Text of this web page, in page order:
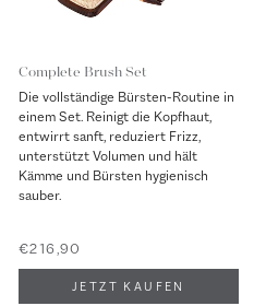
Complete Brush Set
Die vollständige Bürsten-Routine in
einem Set. Reinigt die Kopfhaut,
entwirrt sanft, reduziert Frizz,
unterstützt Volumen und hält
Kämme und Bürsten hygienisch
sauber.
€216,90